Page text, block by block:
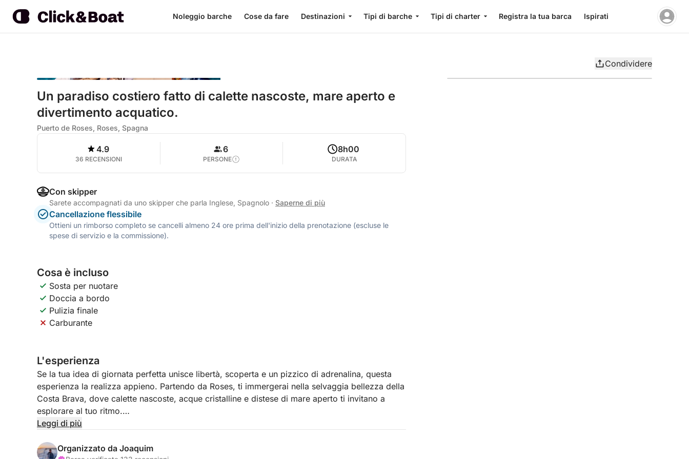
Noleggio barche Cose da fare Destinazioni Tipi di barche Tipi di charter Registra la tua barca Ispirati
Condividere
Un paradiso costiero fatto di calette nascoste, mare aperto e
divertimento acquatico.
Puerto de Roses, Roses, Spagna
4.9
36 RECENSIONI
6
PERSONE
8h00
DURATA
Con skipper
Sarete accompagnati da uno skipper che parla Inglese, Spagnolo · Saperne di più
Cancellazione flessibile
Ottieni un rimborso completo se cancelli almeno 24 ore prima dell'inizio della prenotazione (escluse le
spese di servizio e la commissione).
Cosa è incluso
Sosta per nuotare
Doccia a bordo
Pulizia finale
Carburante
L'esperienza
Se la tua idea di giornata perfetta unisce libertà, scoperta e un pizzico di adrenalina, questa
esperienza la realizza appieno. Partendo da Roses, ti immergerai nella selvaggia bellezza della
Costa Brava, dove calette nascoste, acque cristalline e distese di mare aperto ti invitano a
esplorare al tuo ritmo.
completamente personalizzato: lo pianificherai direttamente con Joaquim prima della partenza,
Leggi di più
Organizzato da Joaquim